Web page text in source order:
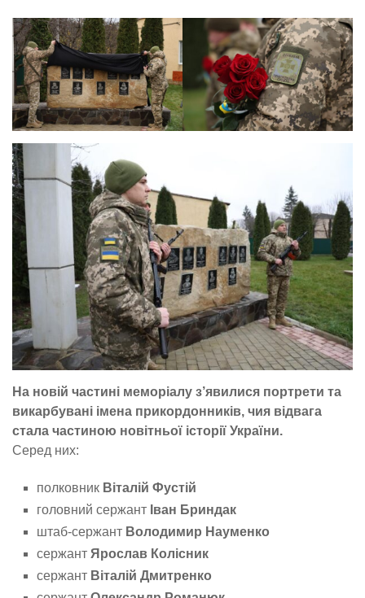
На новій частині меморіалу з’явилися портрети та
викарбувані імена прикордонників, чия відвага
стала частиною новітньої історії України.
Серед них:
полковник Віталій Фустій
головний сержант Іван Бриндак
штаб-сержант Володимир Науменко
сержант Ярослав Колісник
сержант Віталій Дмитренко